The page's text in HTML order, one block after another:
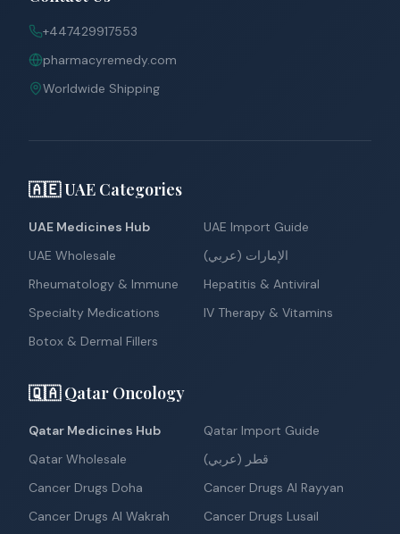
+447429917553
pharmacyremedy.com
Worldwide Shipping
🇦🇪 UAE Categories
UAE Medicines Hub
UAE Import Guide
UAE Wholesale
الإمارات (عربي)
Rheumatology & Immune
Hepatitis & Antiviral
Specialty Medications
IV Therapy & Vitamins
Botox & Dermal Fillers
🇶🇦 Qatar Oncology
Qatar Medicines Hub
Qatar Import Guide
Qatar Wholesale
قطر (عربي)
Cancer Drugs Doha
Cancer Drugs Al Rayyan
Cancer Drugs Al Wakrah
Cancer Drugs Lusail